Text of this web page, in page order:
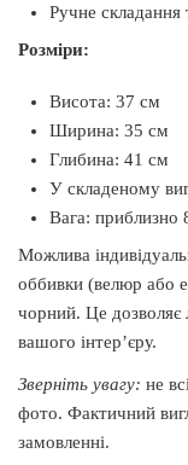
Ручне складання
Розміри:
Висота: 37 см
Ширина: 35 см
Глибина: 41 см
У складеному
Вага: приблизно
Можлива
оббивки (велюр або
чорний. Це дозволяє
вашого інтер’єру.
Зверніть увагу: не
фото. Фактичний
замовленні.